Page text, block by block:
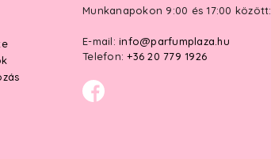
Munkanapokon 9:00 és 17:00 között:
E-mail: info@parfumplaza.hu
Telefon: +36 20 779 1926